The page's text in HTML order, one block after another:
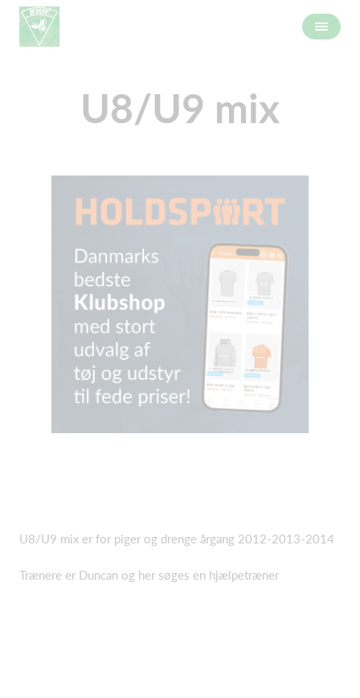
U8/U9 mix
U8/U9 mix er for piger og drenge årgang 2012-2013-2014
Trænere er Duncan og her søges en hjælpetræner